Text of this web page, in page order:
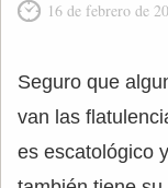
16 de febrero de
Seguro que
van las
es escatológico